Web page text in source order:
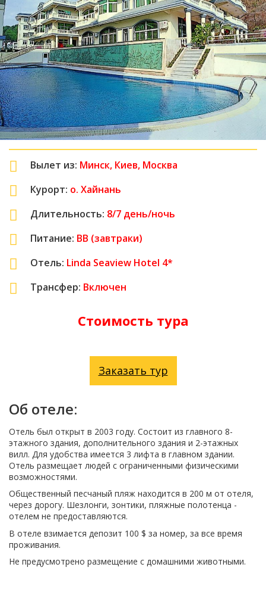
Вылет из: Минск, Киев, Москва
Курорт: о. Хайнань
Длительность: 8/7 день/ночь
Питание: ВВ (завтраки)
Отель: Linda Seaview Hotel 4*
Трансфер: Включен
Стоимость тура
Заказать тур
Об отеле:
Отель был открыт в 2003 году. Состоит из главного 8-
этажного здания, дополнительного здания и 2-этажных
вилл. Для удобства имеется 3 лифта в главном здании.
Отель размещает людей с ограниченными физическими
возможностями.
Общественный песчаный пляж находится в 200 м от отеля,
через дорогу. Шезлонги, зонтики, пляжные полотенца -
отелем не предоставляются.
В отеле взимается депозит 100 $ за номер, за все время
проживания.
Не предусмотрено размещение с домашними животными.